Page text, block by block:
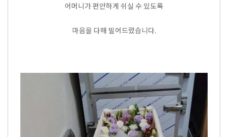
어머니가 편안하게 쉬실 수 있도록
마음을 다해 빌어드렸습니다.